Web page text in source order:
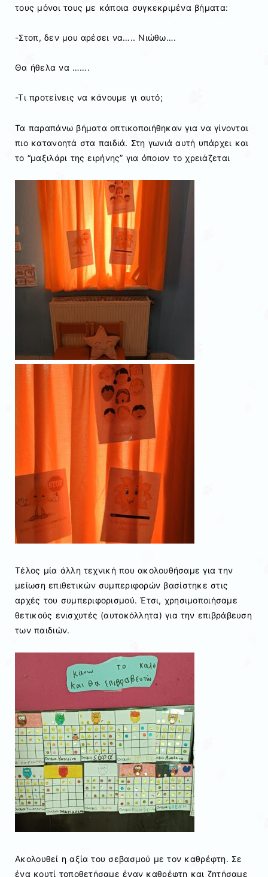
τους μόνοι τους με κάποια συγκεκριμένα βήματα:
-Στοπ, δεν μου αρέσει να….. Νιώθω….
Θα ήθελα να …….
-Τι προτείνεις να κάνουμε γι αυτό;
Τα παραπάνω βήματα οπτικοποιήθηκαν για να γίνονται
πιο κατανοητά στα παιδιά. Στη γωνιά αυτή υπάρχει και
το “μαξιλάρι της ειρήνης” για όποιον το χρειάζεται
Τέλος μία άλλη τεχνική που ακολουθήσαμε για την
μείωση επιθετικών συμπεριφορών βασίστηκε στις
αρχές του συμπεριφορισμού. Έτσι, χρησιμοποιήσαμε
θετικούς ενισχυτές (αυτοκόλλητα) για την επιβράβευση
των παιδιών.
Ακολουθεί η αξία του σεβασμού με τον καθρέφτη. Σε
ένα κουτί τοποθετήσαμε έναν καθρέφτη και ζητήσαμε